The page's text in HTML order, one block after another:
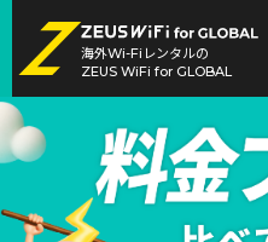
海外Wi-Fiレンタルの
ZEUS WiFi for GLOBAL